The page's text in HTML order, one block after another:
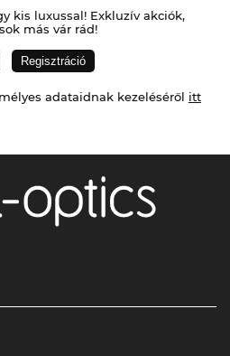
kis luxussal! Exkluzív akciók,
más vár rád!
adataidnak kezeléséről itt